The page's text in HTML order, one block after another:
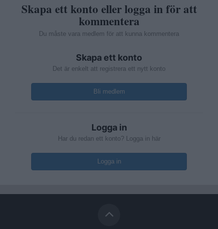
Skapa ett konto eller logga in för att
kommentera
Du måste vara medlem för att kunna kommentera
Skapa ett konto
Det är enkelt att registrera ett nytt konto
Bli medlem
Logga in
Har du redan ett konto? Logga in här
Logga in